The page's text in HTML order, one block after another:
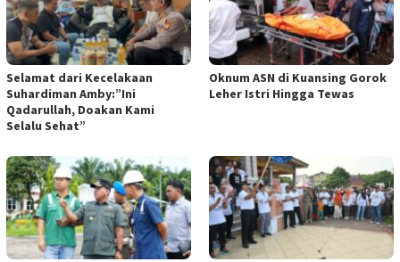
Selamat dari Kecelakaan
Suhardiman Amby:”Ini
Qadarullah, Doakan Kami
Selalu Sehat”
Oknum ASN di Kuansing Gorok
Leher Istri Hingga Tewas